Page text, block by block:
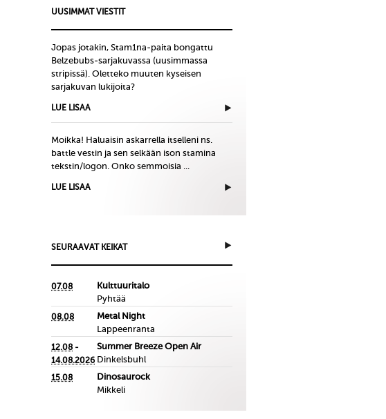
UUSIMMAT VIESTIT
Jopas jotakin, Stam1na-paita bongattu
Belzebubs-sarjakuvassa (uusimmassa
stripissä). Oletteko muuten kyseisen
sarjakuvan lukijoita?
LUE LISAA
Moikka! Haluaisin askarrella itselleni ns.
battle vestin ja sen selkään ison stamina
tekstin/logon. Onko semmoisia ...
LUE LISAA
SEURAAVAT KEIKAT
07.08
Kulttuuritalo
Pyhtää
08.08
Metal Night
Lappeenranta
12.08 -
14.08.2026
Summer Breeze Open Air
Dinkelsbuhl
15.08
Dinosaurock
Mikkeli